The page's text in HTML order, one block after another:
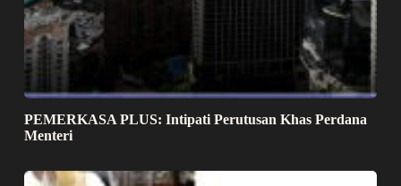
PEMERKASA PLUS: Intipati Perutusan Khas Perdana
Menteri